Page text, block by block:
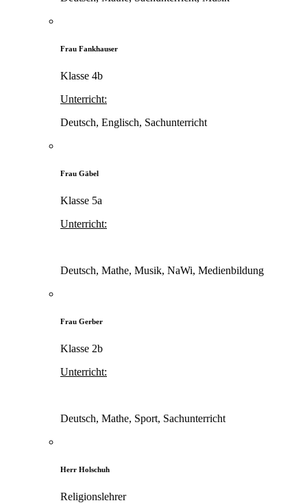
Frau Fankhauser
Klasse 4b
Unterricht:
Deutsch, Englisch, Sachunterricht
Frau Gäbel
Klasse 5a
Unterricht:
Deutsch, Mathe, Musik, NaWi, Medienbildung
Frau Gerber
Klasse 2b
Unterricht:
Deutsch, Mathe, Sport, Sachunterricht
Herr Holschuh
Religionslehrer